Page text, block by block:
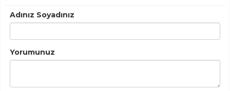
Adınız Soyadınız
Yorumunuz